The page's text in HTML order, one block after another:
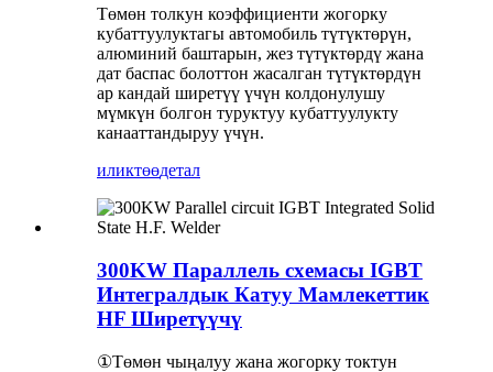
Төмөн толкун коэффициенти жогорку
кубаттуулуктагы автомобиль түтүктөрүн,
алюминий баштарын, жез түтүктөрдү жана
дат баспас болоттон жасалган түтүктөрдүн
ар кандай ширетүү үчүн колдонулушу
мүмкүн болгон туруктуу кубаттуулукту
канааттандыруу үчүн.
иликтөөдетал
300KW Параллель схемасы IGBT
Интегралдык Катуу Мамлекеттик
HF Ширетүүчү
①Төмөн чыңалуу жана жогорку токтун